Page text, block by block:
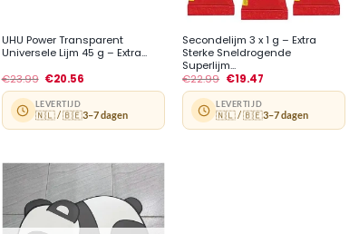
UHU Power Transparent
Universele Lijm 45 g – Extra...
€23.99 €20.56
LEVERTIJD
🇳🇱 / 🇧🇪3–7 dagen
Secondelijm 3 x 1 g – Extra
Sterke Sneldrogende
Superlijm...
€22.99 €19.47
LEVERTIJD
🇳🇱 / 🇧🇪3–7 dagen